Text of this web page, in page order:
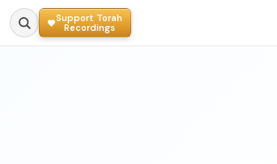
Support Torah
Recordings